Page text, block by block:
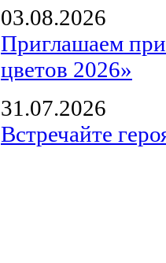
03.08.2026
Приглашаем
цветов 2026»
31.07.2026
Встречайте